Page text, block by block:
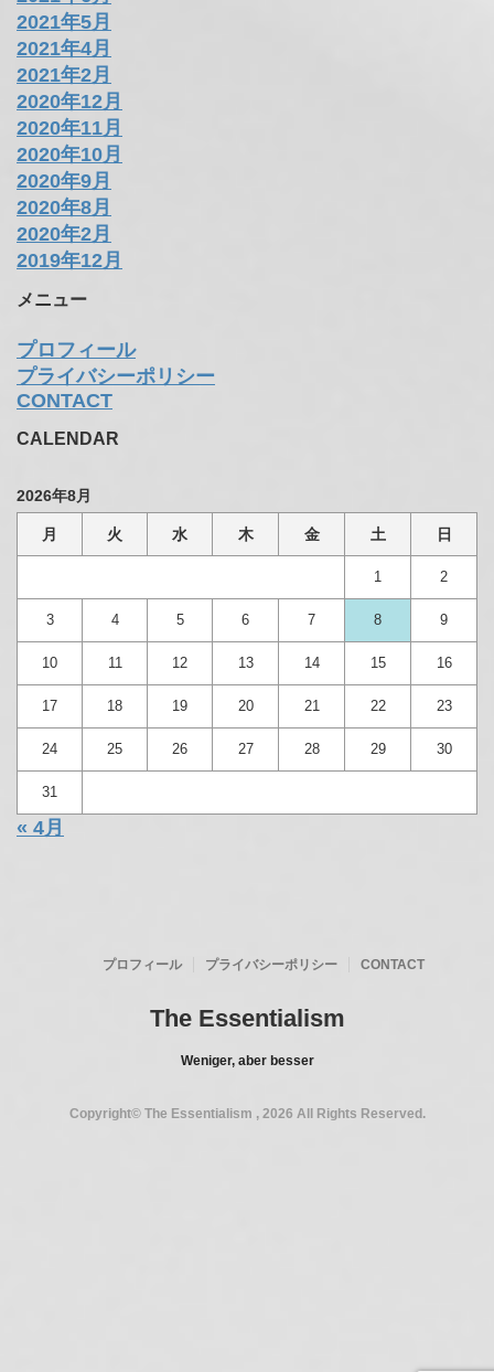
2021年5月
2021年4月
2021年2月
2020年12月
2020年11月
2020年10月
2020年9月
2020年8月
2020年2月
2019年12月
メニュー
プロフィール
プライバシーポリシー
CONTACT
CALENDAR
2026年8月
月 火 水 木 金 土 日
1 2
3 4 5 6 7 8 9
10 11 12 13 14 15 16
17 18 19 20 21 22 23
24 25 26 27 28 29 30
31
« 4月
プロフィール プライバシーポリシー CONTACT
The Essentialism
Weniger, aber besser
Copyright© The Essentialism , 2026 All Rights Reserved.